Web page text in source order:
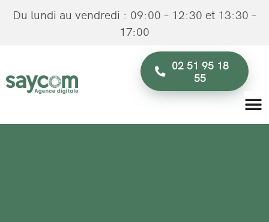
Du lundi au vendredi : 09:00 – 12:30 et 13:30 –
17:00
02 51 95 18
55